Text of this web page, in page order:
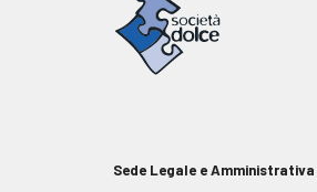
Sede Legale e Amministrativa